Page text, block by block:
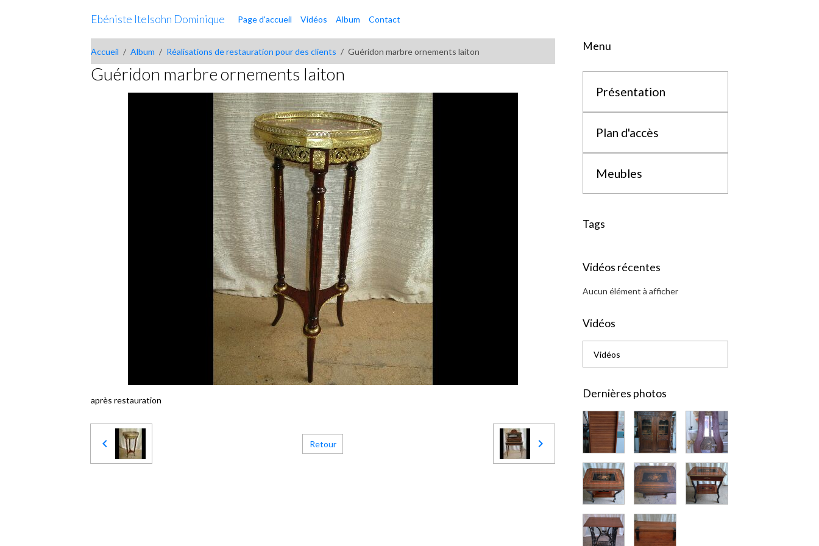
Ebéniste Itelsohn Dominique Page d'accueil Vidéos Album Contact
Accueil Album Réalisations de restauration pour des clients Guéridon marbre ornements laiton
Guéridon marbre ornements laiton
après restauration
Retour
Menu
Présentation
Plan d'accès
Meubles
Tags
Vidéos récentes
Aucun élément à afficher
Vidéos
Vidéos
Dernières photos